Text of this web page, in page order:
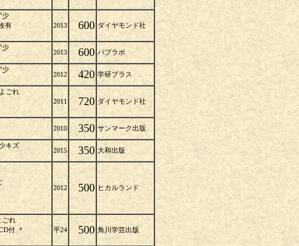
少
枚有
2013 600 ダイヤモンド社
少
2013 600 パブラボ
少
2012 420 学研プラス
ごれ
2011 720 ダイヤモンド社
2010 350 サンマーク出版
キズ
2015 350 大和出版
2012 500 ヒカルランド
ごれ
付 ＊
平24 500 角川学芸出版